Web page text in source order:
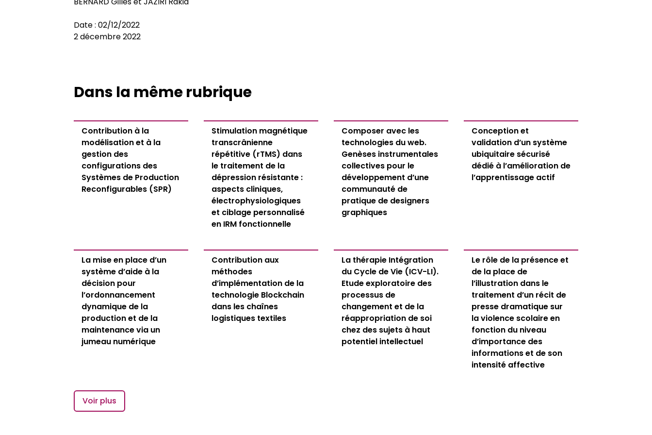
Doctorats préparés par l’ED
Equipes de recherche
Guide du doctorat & Règlement intérieur
Réinscription
Votre parcours doctoral
Thèse - VAPP
Thèse - VAE
Thèses soutenues
Après la thèse
Le Café doctoral
Appel à projet - Laboratoires Juniors 2026
Cofra
Contrats doctoraux
Pistes de financements
Prix de these
Date : 02/12/2022
2 décembre 2022
Dans la même rubrique
Contribution à la
modélisation et à la
gestion des
configurations des
Systèmes de Production
Reconfigurables (SPR)
Stimulation magnétique
transcrânienne
répétitive (rTMS) dans
le traitement de la
dépression résistante :
aspects cliniques,
électrophysiologiques
et ciblage personnalisé
en IRM fonctionnelle
Composer avec les
technologies du web.
Genèses instrumentales
collectives pour le
développement d’une
communauté de
pratique de designers
graphiques
Conception et
validation d’un système
ubiquitaire sécurisé
dédié à l’amélioration de
l’apprentissage actif
La mise en place d’un
système d’aide à la
décision pour
l’ordonnancement
dynamique de la
production et de la
maintenance via un
jumeau numérique
Contribution aux
méthodes
d’implémentation de la
technologie Blockchain
dans les chaînes
logistiques textiles
La thérapie Intégration
du Cycle de Vie (ICV-LI).
Etude exploratoire des
processus de
changement et de la
réappropriation de soi
chez des sujets à haut
potentiel intellectuel
Le rôle de la présence et
de la place de
l’illustration dans le
traitement d’un récit de
presse dramatique sur
la violence scolaire en
fonction du niveau
d’importance des
informations et de son
intensité affective
Voir plus